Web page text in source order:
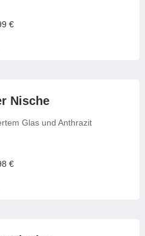
€
frei konfigurierbar
Nische
Glas und Anthrazit
€